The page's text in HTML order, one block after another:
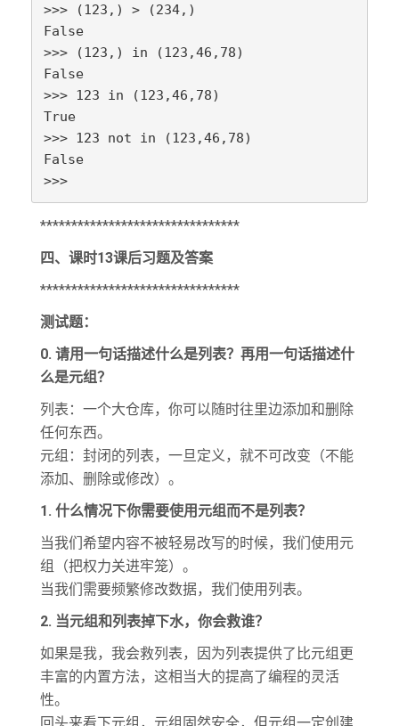
>>> (123,) > (234,)
False
>>> (123,) in (123,46,78)
False
>>> 123 in (123,46,78)
True
>>> 123 not in (123,46,78)
False
>>>
********************************
四、课时13课后习题及答案
********************************
测试题：
0. 请用一句话描述什么是列表？再用一句话描述什
么是元组？
列表：一个大仓库，你可以随时往里边添加和删除
任何东西。
元组：封闭的列表，一旦定义，就不可改变（不能
添加、删除或修改）。
1. 什么情况下你需要使用元组而不是列表？
当我们希望内容不被轻易改写的时候，我们使用元
组（把权力关进牢笼）。
当我们需要频繁修改数据，我们使用列表。
2. 当元组和列表掉下水，你会救谁？
如果是我，我会救列表，因为列表提供了比元组更
丰富的内置方法，这相当大的提高了编程的灵活
性。